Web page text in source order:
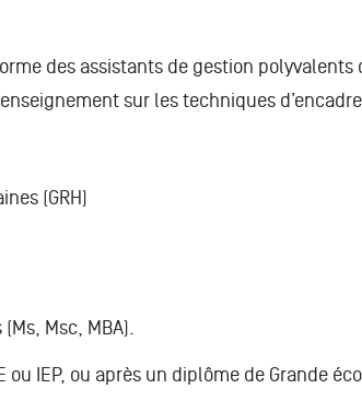
des assistants de gestion polyvalents
sur les techniques
(GRH)
Msc, MBA).
ou IEP, ou après un diplôme de Grande